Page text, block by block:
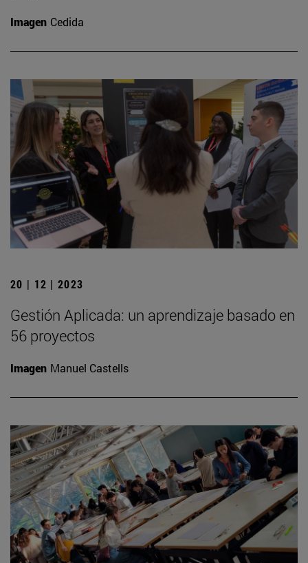
Imagen Cedida
20 | 12 | 2023
Gestión Aplicada: un aprendizaje basado en
56 proyectos
Imagen Manuel Castells